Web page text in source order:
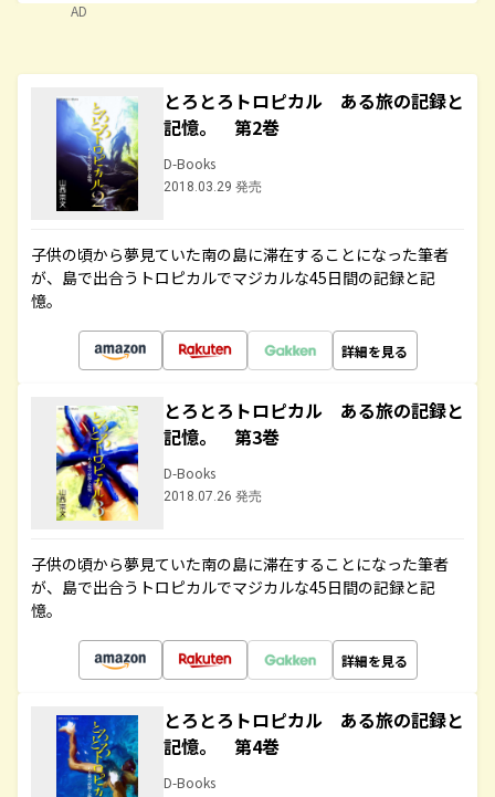
AD
とろとろトロピカル ある旅の記録と
記憶。 第2巻
D-Books
2018.03.29 発売
子供の頃から夢見ていた南の島に滞在することになった筆者
が、島で出合うトロピカルでマジカルな45日間の記録と記
憶。
詳細を見る
とろとろトロピカル ある旅の記録と
記憶。 第3巻
D-Books
2018.07.26 発売
子供の頃から夢見ていた南の島に滞在することになった筆者
が、島で出合うトロピカルでマジカルな45日間の記録と記
憶。
詳細を見る
とろとろトロピカル ある旅の記録と
記憶。 第4巻
D-Books